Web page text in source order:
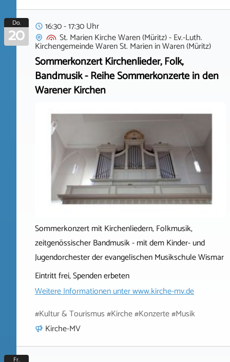
Do.
20
16:30 - 17:30 Uhr
St. Marien Kirche Waren (Müritz) - Ev.-Luth.
Kirchengemeinde Waren St. MarieninWaren (Müritz)
Sommerkonzert Kirchenlieder, Folk,
Bandmusik - Reihe Sommerkonzerte in den
Warener Kirchen
Sommerkonzert mit Kirchenliedern, Folkmusik,
zeitgenössischer Bandmusik - mit dem Kinder- und
Jugendorchester der evangelischen Musikschule Wismar
Eintritt frei, Spenden erbeten
Weitere Informationen unterwww.kirche-mv.de
#Kultur & Tourismus #Kirche #Konzerte #Musik
Kirche-MV
Fr.